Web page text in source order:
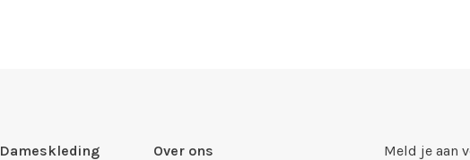
Dameskleding
Over ons
Meld je aan